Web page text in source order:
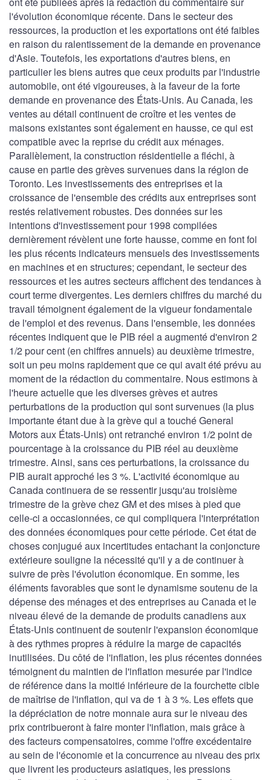
l'évolution économique récente. Dans le secteur des
ressources, la production et les exportations ont été faibles
en raison du ralentissement de la demande en provenance
d'Asie. Toutefois, les exportations d'autres biens, en
particulier les biens autres que ceux produits par l'industrie
automobile, ont été vigoureuses, à la faveur de la forte
demande en provenance des États-Unis. Au Canada, les
ventes au détail continuent de croître et les ventes de
maisons existantes sont également en hausse, ce qui est
compatible avec la reprise du crédit aux ménages.
Parallèlement, la construction résidentielle a fléchi, à
cause en partie des grèves survenues dans la région de
Toronto. Les investissements des entreprises et la
croissance de l'ensemble des crédits aux entreprises sont
restés relativement robustes. Des données sur les
intentions d'investissement pour 1998 compilées
dernièrement révèlent une forte hausse, comme en font foi
les plus récents indicateurs mensuels des investissements
en machines et en structures; cependant, le secteur des
ressources et les autres secteurs affichent des tendances à
court terme divergentes. Les derniers chiffres du marché du
travail témoignent également de la vigueur fondamentale
de l'emploi et des revenus. Dans l'ensemble, les données
récentes indiquent que le PIB réel a augmenté d'environ 2
1/2 pour cent (en chiffres annuels) au deuxième trimestre,
soit un peu moins rapidement que ce qui avait été prévu au
moment de la rédaction du commentaire. Nous estimons à
l'heure actuelle que les diverses grèves et autres
perturbations de la production qui sont survenues (la plus
importante étant due à la grève qui a touché General
Motors aux États-Unis) ont retranché environ 1/2 point de
pourcentage à la croissance du PIB réel au deuxième
trimestre. Ainsi, sans ces perturbations, la croissance du
PIB aurait approché les 3 %. L'activité économique au
Canada continuera de se ressentir jusqu'au troisième
trimestre de la grève chez GM et des mises à pied que
celle-ci a occasionnées, ce qui compliquera l'interprétation
des données économiques pour cette période. Cet état de
choses conjugué aux incertitudes entachant la conjoncture
extérieure souligne la nécessité qu'il y a de continuer à
suivre de près l'évolution économique. En somme, les
éléments favorables que sont le dynamisme soutenu de la
dépense des ménages et des entreprises au Canada et le
niveau élevé de la demande de produits canadiens aux
États-Unis continuent de soutenir l'expansion économique
à des rythmes propres à réduire la marge de capacités
inutilisées. Du côté de l'inflation, les plus récentes données
témoignent du maintien de l'inflation mesurée par l'indice
de référence dans la moitié inférieure de la fourchette cible
de maîtrise de l'inflation, qui va de 1 à 3 %. Les effets que
la dépréciation de notre monnaie aura sur le niveau des
prix contribueront à faire monter l'inflation, mais grâce à
des facteurs compensatoires, comme l'offre excédentaire
au sein de l'économie et la concurrence au niveau des prix
que livrent les producteurs asiatiques, les pressions